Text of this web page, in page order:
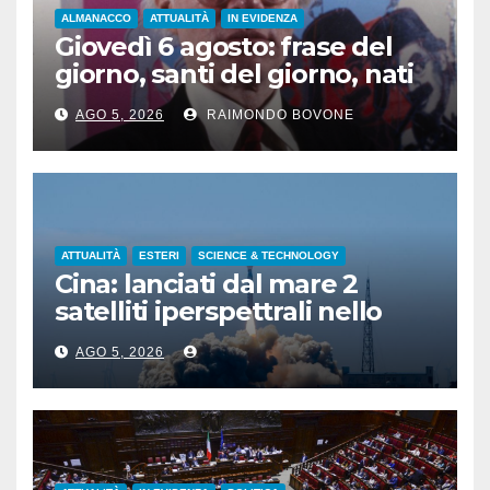
ALMANACCO ATTUALITÀ IN EVIDENZA
Giovedì 6 agosto: frase del
giorno, santi del giorno, nati
famosi, accadde oggi
AGO 5, 2026 RAIMONDO BOVONE
ATTUALITÀ ESTERI SCIENCE & TECHNOLOGY
Cina: lanciati dal mare 2
satelliti iperspettrali nello
Shandong
AGO 5, 2026